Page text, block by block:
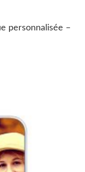
personnalisée –